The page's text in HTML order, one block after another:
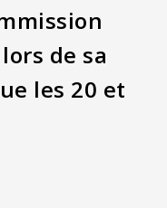
de sa
les 20 et